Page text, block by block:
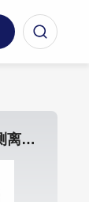
FM-40（手动法）两虫检测离心机